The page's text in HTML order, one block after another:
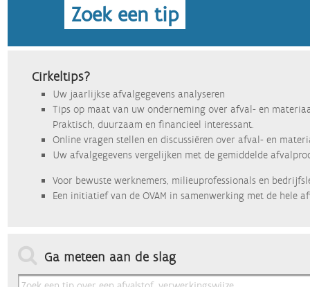
Zoek een tip
Cirkeltips?
Uw jaarlijkse afvalgegevens analyseren
Tips op maat van uw onderneming over afval- en
Praktisch, duurzaam en financieel interessant.
Online vragen stellen en discussiëren over afval- en
Uw afvalgegevens vergelijken met de gemiddelde
Voor bewuste werknemers, milieuprofessionals en
Een initiatief van de OVAM in samenwerking met de hele
Ga meteen aan de slag